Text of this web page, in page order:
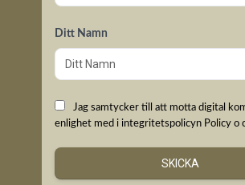
Ditt Namn
Jag samtycker till att motta digital
enlighet med i integritetspolicyn Policy o
SKICKA